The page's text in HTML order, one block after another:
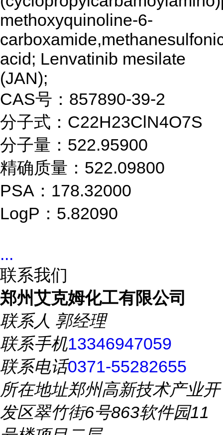
methoxyquinoline-6-
acid; Lenvatinib mesilate
(JAN);
CAS号：857890-39-2
分子式：C22H23ClN4O7S
分子量：522.95900
精确质量：522.09800
PSA：178.32000
LogP：5.82090
...
联系我们
郑州艾克姆化工有限公司
联系人 郭经理
联系手机13346947059
联系电话0371-55282655
所在地址郑州高新技术产业开
发区翠竹街6号863软件园11